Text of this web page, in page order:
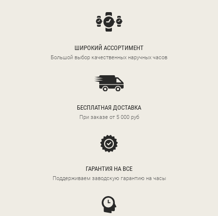
ШИРОКИЙ АССОРТИМЕНТ
Большой выбор качественных наручных часов
БЕСПЛАТНАЯ ДОСТАВКА
При заказе от 5 000 руб
ГАРАНТИЯ НА ВСЕ
Поддерживаем заводскую гарантию на часы